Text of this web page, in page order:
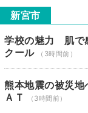
新宮市
学校の魅力 肌で
クール
（3時間前）
熊本地震の被災
ＡＴ
（3時間前）